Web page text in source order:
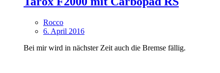
Rocco
6. April 2016
Bei mir wird in nächster Zeit auch die Bremse fällig.